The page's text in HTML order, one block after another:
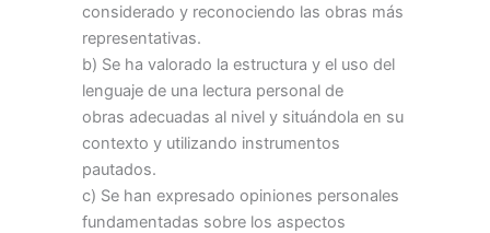
considerado y reconociendo las obras más
representativas.
b) Se ha valorado la estructura y el uso del
lenguaje de una lectura personal de
obras adecuadas al nivel y situándola en su
contexto y utilizando instrumentos
pautados.
c) Se han expresado opiniones personales
fundamentadas sobre los aspectos